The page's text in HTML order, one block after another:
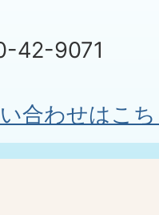
42-9071
合わせはこ